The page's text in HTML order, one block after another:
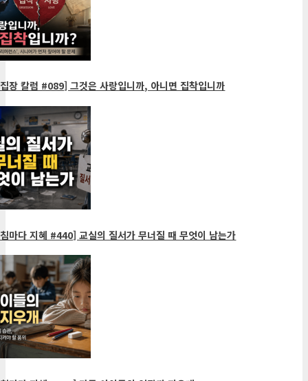
장 칼럼 #089] 그것은 사랑입니까, 아니면 집착입니까
마다 지혜 #440] 교실의 질서가 무너질 때 무엇이 남는가